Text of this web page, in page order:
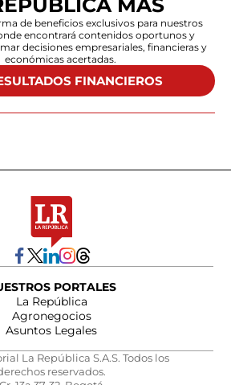
MÁS
de beneficios exclusivos para nuestros
encontrará contenidos oportunos y
decisiones empresariales, financieras y
económicas acertadas.
FINANCIEROS
PORTALES
La República
Agronegocios
Asuntos Legales
La República S.A.S. Todos los
reservados.